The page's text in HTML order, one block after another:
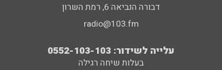
דבורה הנביאה 6, רמת השרון
radio@103.fm
עלייה לשידור: 0552-103-103
בעלות שיחה רגילה